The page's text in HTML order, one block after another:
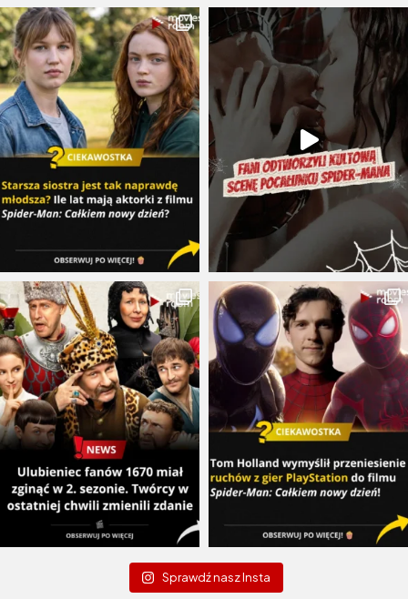
Sprawdź nasz Insta